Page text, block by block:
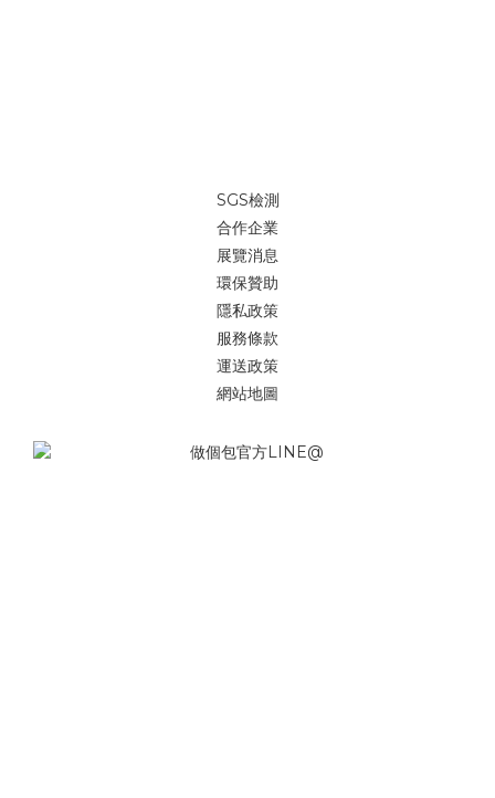
SGS檢測
合作企業
展覽消息
環保贊助
隱私政策
服務條款
運送政策
網站地圖